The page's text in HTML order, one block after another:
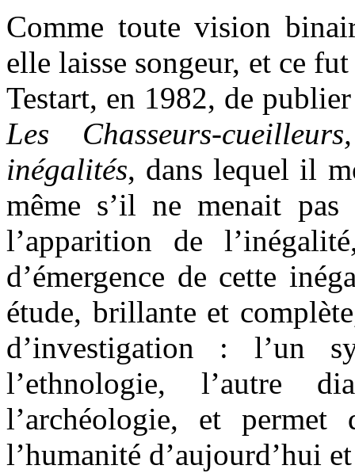
Comme toute vision
elle laisse songeur, et ce
Testart, en 1982, de
Les Chasseurs-
inégalités, dans lequel il
même s’il ne menait
l’apparition de
d’émergence de cette
étude, brillante et
d’investigation : l’un
l’ethnologie, l’autre
l’archéologie, et permet
l’humanité d’aujourd’hui